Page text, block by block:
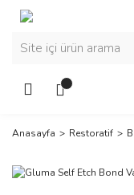
Anasayfa Restoratif